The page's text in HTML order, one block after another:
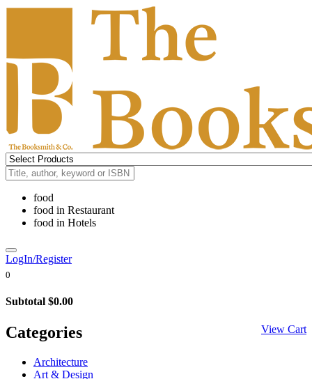
food
food in Restaurant
food in Hotels
LogIn/Register
0
Subtotal $0.00
View Cart
Categories
Architecture
Art & Design